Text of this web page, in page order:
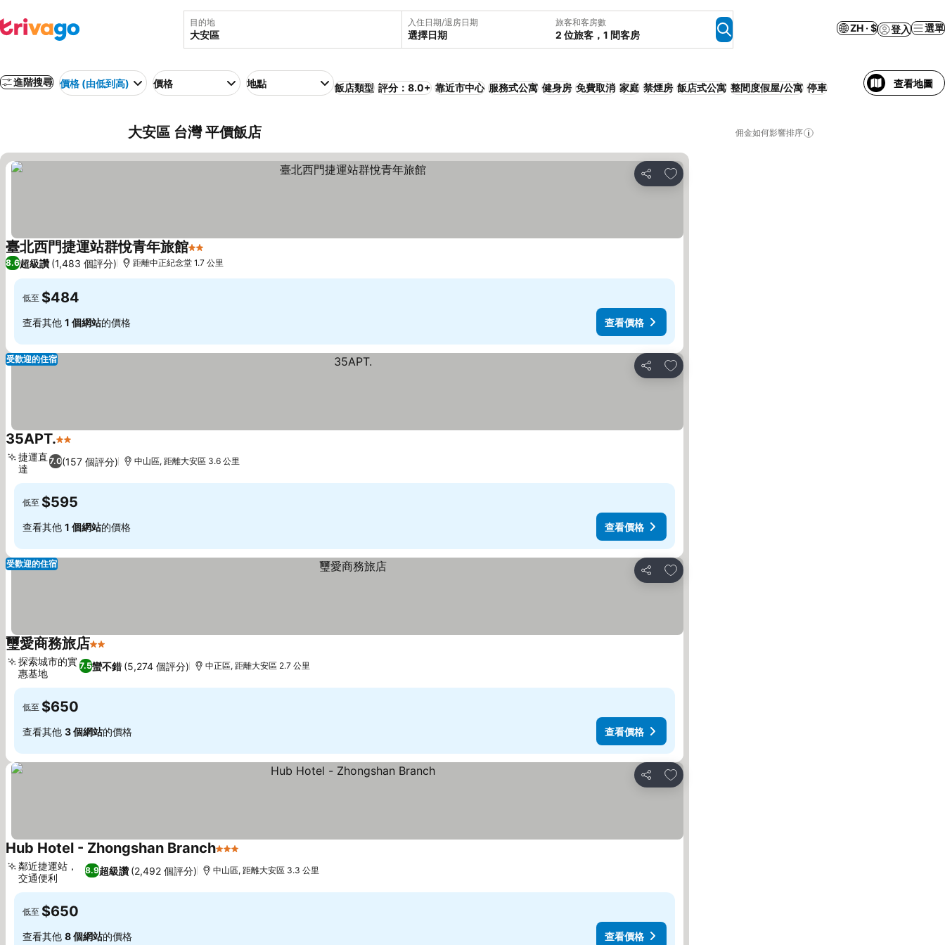
目的地 入住日期/退房日期
選擇日期
旅客和客房數
2 位旅客，1 間客房
ZH · $ 登入 選單
進階搜尋 價格 (由低到高) 價格 地點 飯店類型 評分：8.0+ 靠近市中心 服務式公寓 健身房 免費取消 家庭 禁煙房 飯店式公寓 整間度假屋/公寓 停車 查看地圖
大安區 台灣 平價飯店 佣金如何影響排序
分享
加入我的最愛
臺北西門捷運站群悅青年旅館2 星級
8.6超級讚 (1,483 個評分) 距離中正紀念堂 1.7 公里
低至 $484
查看其他 1 個網站的價格 查看價格
分享
加入我的最愛
受歡迎的住宿
35APT.2 星級
7.0(157 個評分)
捷運直
達
中山區, 距離大安區 3.6 公里
低至 $595
查看其他 1 個網站的價格 查看價格
分享
加入我的最愛
受歡迎的住宿
璽愛商務旅店2 星級
7.5蠻不錯 (5,274 個評分)
探索城市的實
惠基地
中正區, 距離大安區 2.7 公里
低至 $650
查看其他 3 個網站的價格 查看價格
分享
加入我的最愛
Hub Hotel - Zhongshan Branch3 星級
8.9超級讚 (2,492 個評分)
鄰近捷運站，
交通便利
中山區, 距離大安區 3.3 公里
低至 $650
查看其他 8 個網站的價格 查看價格